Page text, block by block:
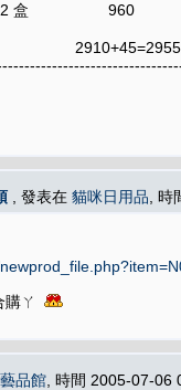
960
, 發表在 貓咪日用品 ,
ㄚ
品館 , 時間 2005-07-06